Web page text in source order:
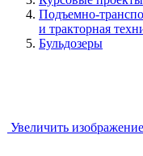
Подъемно-
и тракторная
Бульдозеры
Увеличить изображение